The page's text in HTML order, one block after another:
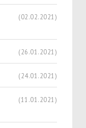
(02.02.2021)
(26.01.2021)
(24.01.2021)
(11.01.2021)